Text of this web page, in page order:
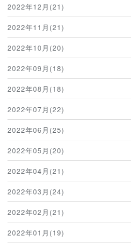
2022年12月(21)
2022年11月(21)
2022年10月(20)
2022年09月(18)
2022年08月(18)
2022年07月(22)
2022年06月(25)
2022年05月(20)
2022年04月(21)
2022年03月(24)
2022年02月(21)
2022年01月(19)